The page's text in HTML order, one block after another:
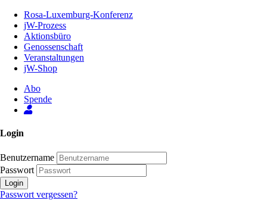
Inhalt
Seite
Rosa-Luxemburg-Konferenz
jW-Prozess
Aktionsbüro
Genossenschaft
Veranstaltungen
jW-Shop
Abo
Spende
Login
Benutzername
Passwort
Login
Passwort vergessen?